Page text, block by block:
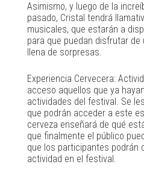
Asimismo, y luego de la
pasado, Cristal tendrá
musicales, que estarán a
para que puedan disfrutar de
llena de sorpresas.
Experiencia Cervecera:
acceso aquellos que ya
actividades del festival. Se
que podrán acceder a este
cerveza enseñará de qué
que finalmente el público
que los participantes podrán
actividad en el festival.